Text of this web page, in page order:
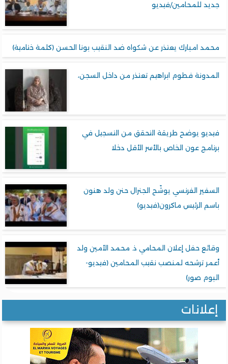
جديد للمحامين/فيديو
محمد امبارك يعتذر عن شكواه ضد النقيب بونا الحسن (كلمة ختامية)
المدونة فطوم ابراهيم تعتذر من داخل السجن،
فيديو يوضح طريقة التحقق من التسجيل في
برنامج عون الخاص بالأسر الأقل دخلا
السفير الفرنسي يوشّح الجنرال حنن ولد هنون
باسم الرئيس ماكرون(فيديو)
وقائع حفل إعلان المحامي ذ. محمد الأمين ولد
أعمر ترشحه لمنصب نقيب المحامين (فيديو-
البوم صور)
إعلانات